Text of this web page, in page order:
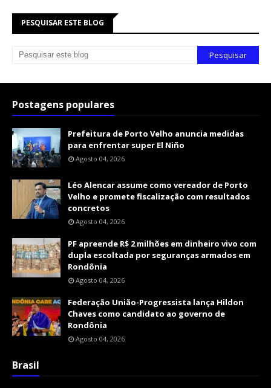
PESQUISAR ESTE BLOG
Postagens populares
Prefeitura de Porto Velho anuncia medidas
para enfrentar super El Niño
Agosto 04, 2026
Léo Alencar assume como vereador de Porto
Velho e promete fiscalização com resultados
concretos
Agosto 04, 2026
PF apreende R$ 2 milhões em dinheiro vivo com
dupla escoltada por seguranças armados em
Rondônia
Agosto 04, 2026
Federação União-Progressista lança Hildon
Chaves como candidato ao governo de
Rondônia
Agosto 04, 2026
Brasil